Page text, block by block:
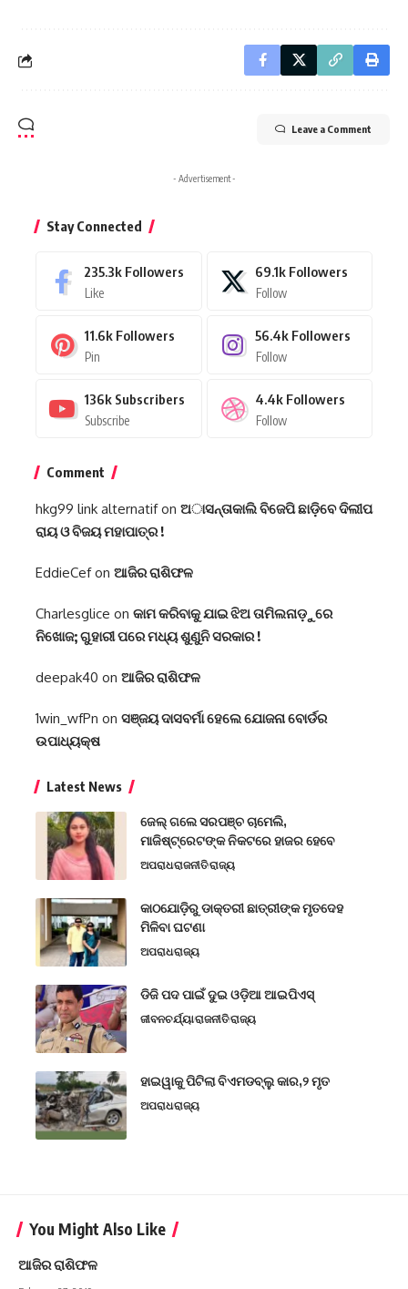
Leave a Comment
- Advertisement -
Stay Connected
235.3k Followers
Like
69.1k Followers
Follow
11.6k Followers
Pin
56.4k Followers
Follow
136k Subscribers
Subscribe
4.4k Followers
Follow
Comment
hkg99 link alternatifon ଅାସନ୍ତାକାଲି ବିଜେପି ଛାଡ଼ିବେ ଦିଲୀପ
ରାୟ ଓ ବିଜୟ ମହାପାତ୍ର !
EddieCefon ଆଜିର ରାଶିଫଳ
Charlesglice on କାମ କରିବାକୁ ଯାଇ ଝିଅ ତାମିଲନାଡ଼ୁରେ
ନିଖୋଜ; ଗୁହାରୀ ପରେ ମଧ୍ୟ ଶୁଣୁନି ସରକାର !
deepak40 on ଆଜିର ରାଶିଫଳ
1win_wfPn on ସଞ୍ଜୟ ଦାସବର୍ମା ହେଲେ ଯୋଜନା ବୋର୍ଡର
ଉପାଧ୍ୟକ୍ଷ
Latest News
ଜେଲ୍ ଗଲେ ସରପଞ୍ଚ ଚାମେଲି,
ମାଜିଷ୍ଟ୍ରେଟଙ୍କ ନିକଟରେ ହାଜର ହେବେ
ଅପରାଧରାଜନୀତିରାଜ୍ୟ
କାଠଯୋଡ଼ିରୁ ଡାକ୍ତରୀ ଛାତ୍ରୀଙ୍କ ମୃତଦେହ
ମିଳିବା ଘଟଣା
ଅପରାଧରାଜ୍ୟ
ଡିଜି ପଦ ପାଇଁ ଦୁଇ ଓଡ଼ିଆ ଆଇପିଏସ୍
ଜୀବନଚର୍ଯ୍ୟାରାଜନୀତିରାଜ୍ୟ
ହାଇୱାକୁ ପିଟିଲା ବିଏମଡବ୍ଲୁ କାର,୨ ମୃତ
ଅପରାଧରାଜ୍ୟ
You Might Also Like
ଆଜିର ରାଶିଫଳ